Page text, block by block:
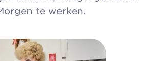
te werken.